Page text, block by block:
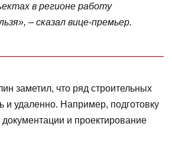
в регионе работу
– сказал вице-премьер.
заметил, что ряд строительных
и удаленно. Например, подготовку
документации и проектирование